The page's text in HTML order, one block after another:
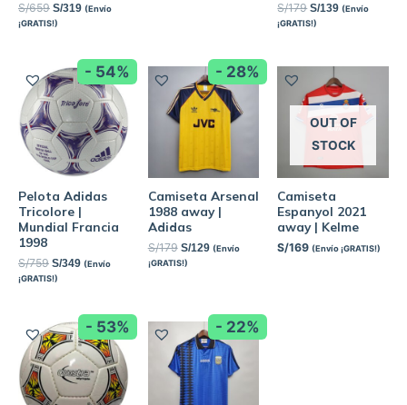
S/659 S/319 (Envío
¡GRATIS!)
S/179 S/139 (Envío
¡GRATIS!)
- 54%
Pelota Adidas
Tricolore |
Mundial Francia
1998
S/759 S/349 (Envío
¡GRATIS!)
- 28%
Camiseta Arsenal
1988 away |
Adidas
S/179 S/129 (Envío
¡GRATIS!)
OUT OF
STOCK
Camiseta
Espanyol 2021
away | Kelme
S/169 (Envío ¡GRATIS!)
- 53% - 22%